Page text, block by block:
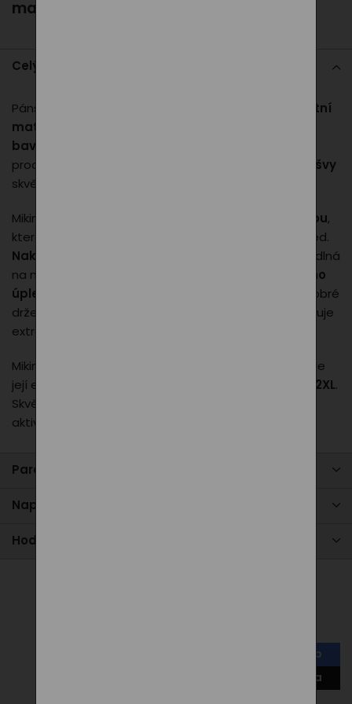
man/black
Celý popis
Pánská mikina PXI kombinuje
moderní design, kvalitní
materiál a maximální pohodlí
bavlny a 35 % polyesteru
prodyšná a zároveň odolná.
Rovný střih s bočními švy
skvěle padne a poskytuje volnost pohybu.
Mikina má kapuci s podšívkou a stahovací šňůrkou,
která chrání před chladem a dodává sportovní vzhled.
Nakládaná klokanková kapsa
je praktická a pohodlná
na nošení.
Manžety rukávů a dolní lem z žebrového
úpletu s elastanem
zajišťují dlouhou životnost a dobré
držení tvaru.
, což zajišťuje
extra hřejivost.
Mikinu zdobí
, které podtrhuje
její exkluzivní charakter. K dispozici ve velikostech
S–2XL.
Skvělá volba na každodenní nošení i volnočasové
aktivity.
Parametry produktu
Napište nám
Hodnocení
náš tip
novinka